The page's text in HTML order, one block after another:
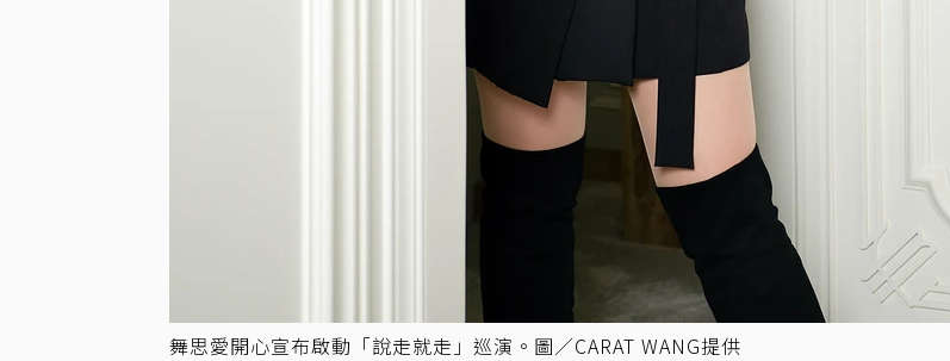
舞思愛開心宣布啟動「說走就走」巡演。圖／CARAT WANG提供